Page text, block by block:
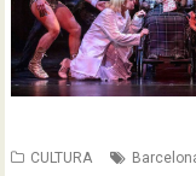
CULTURA